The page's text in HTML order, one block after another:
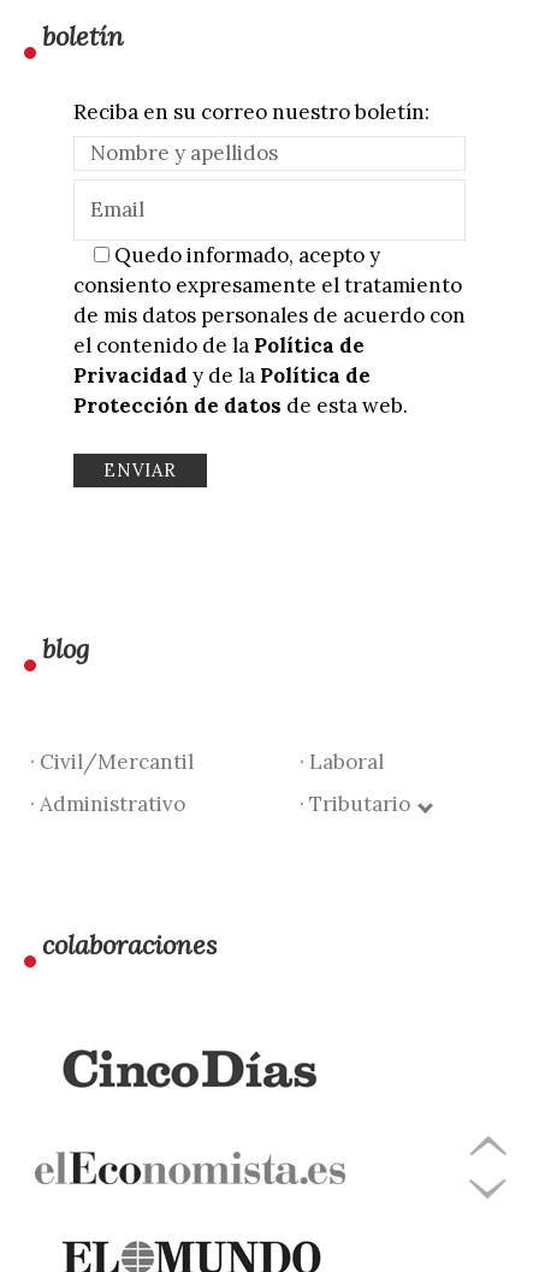
boletín
Reciba en su correo nuestro boletín:
Quedo informado, acepto y
consiento expresamente el tratamiento
de mis datos personales de acuerdo con
el contenido de la Política de
Privacidad y de la Política de
Protección de datos de esta web.
blog
· Civil/Mercantil
· Laboral
· Administrativo
· Tributario
colaboraciones